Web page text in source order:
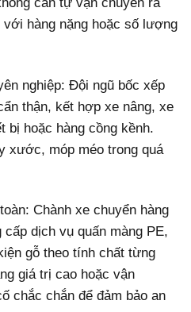
cần tự vận chuyển ra
hàng nặng hoặc số lượng
nghiệp: Đội ngũ bốc xếp
thận, kết hợp xe nâng, xe
bị hoặc hàng cồng kềnh.
xước, móp méo trong quá
Chành xe chuyển hàng
dịch vụ quấn màng PE,
gỗ theo tính chất từng
giá trị cao hoặc vận
chắc chắn để đảm bảo an